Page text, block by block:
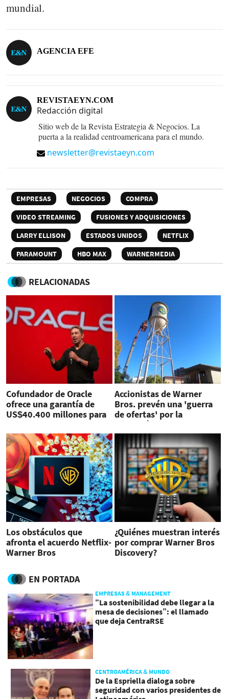
mundial.
AGENCIA EFE
REVISTAEYN.COM
Redacción digital
Sitio web de la Revista Estrategia & Negocios. La
puerta a la realidad centroamericana para el mundo.
newsletter@revistaeyn.com
EMPRESAS NEGOCIOS
COMPRA
VIDEO STREAMING
FUSIONES Y ADQUISICIONES
LARRY ELLISON
ESTADOS UNIDOS
NETFLIX
PARAMOUNT
HBO MAX WARNERMEDIA
RELACIONADAS
Cofundador de Oracle
ofrece una garantía de
US$40.400 millones para
Accionistas de Warner
Bros. prevén una 'guerra
de ofertas' por la
compañía
Los obstáculos que
afronta el acuerdo Netflix-
Warner Bros
¿Quiénes muestran interés
por comprar Warner Bros
Discovery?
EN PORTADA
EMPRESAS & MANAGEMENT
“La sostenibilidad debe llegar a la
mesa de decisiones”: el llamado
que deja CentraRSE
CENTROAMÉRICA & MUNDO
De la Espriella dialoga sobre
seguridad con varios presidentes de